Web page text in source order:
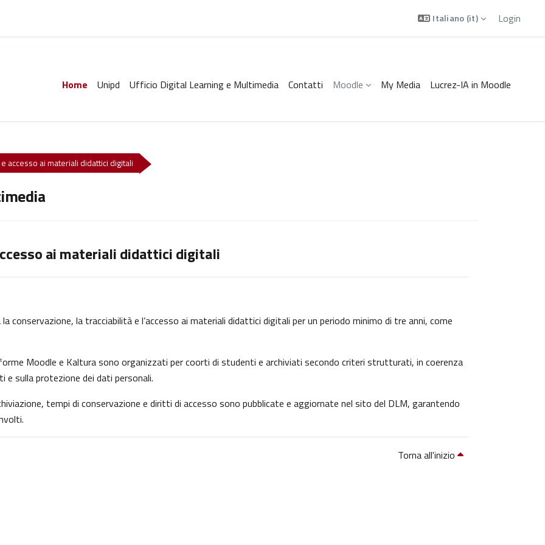
Italiano ‎(it)‎ Login
Home Unipd Ufficio Digital Learning e Multimedia Contatti Moodle My Media Lucrez-IA in Moodle
accesso ai materiali didattici digitali
ai materiali didattici digitali
conservazione, la tracciabilità e l’accesso ai materiali didattici digitali per un periodo minimo di tre anni, come
Moodle e Kaltura sono organizzati per coorti di studenti e archiviati secondo criteri strutturati, in coerenza
e sulla protezione dei dati personali.
tempi di conservazione e diritti di accesso sono pubblicate e aggiornate nel sito del DLM, garantendo
Torna all'inizio